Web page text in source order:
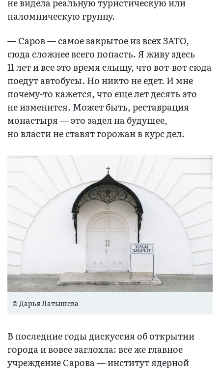
не видела реальную туристическую или
паломническую группу.
— Саров — самое закрытое из всех ЗАТО,
сюда сложнее всего попасть. Я живу здесь
11 лет и все это время слышу, что вот-вот сюда
поедут автобусы. Но никто не едет. И мне
почему-то кажется, что еще лет десять это
не изменится. Может быть, реставрация
монастыря — это задел на будущее,
но власти не ставят горожан в курс дел.
© Дарья Латышева
В последние годы дискуссия об открытии
города и вовсе заглохла: все же главное
учреждение Сарова — институт ядерной